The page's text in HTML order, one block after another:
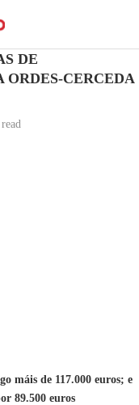
DE
CERCEDA
máis de 117.000 euros; e
89.500 euros